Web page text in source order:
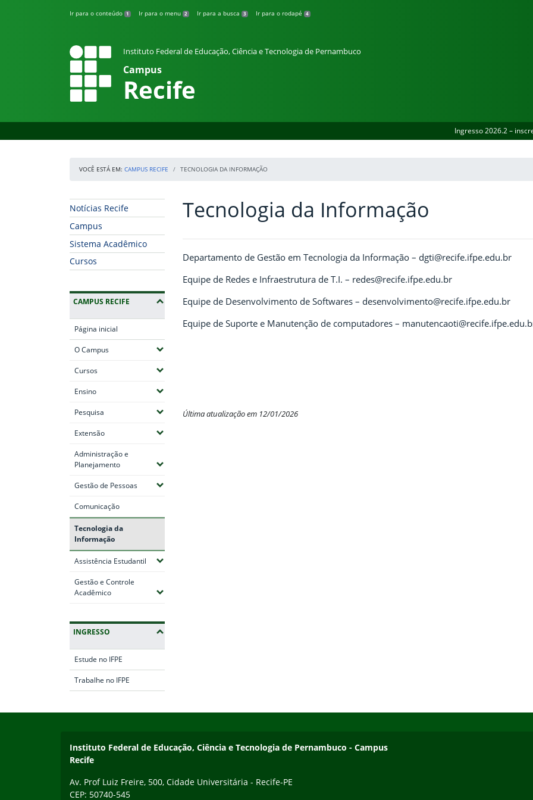
Ir para o conteúdo 1 Ir para o menu 2 Ir para a busca 3 Ir para o rodapé 4
Instituto Federal de Educação, Ciência e Tecnologia de Pernambuco
Campus
Recife
Ingresso 2026.2 –
VOCÊ ESTÁ EM: CAMPUS RECIFE TECNOLOGIA DA INFORMAÇÃO
Início da navegação
Notícias Recife
Campus
Sistema Acadêmico
Cursos
CAMPUS RECIFE
Página inicial
O Campus(Expandir submenus)
Cursos(Expandir submenus)
Ensino(Expandir submenus)
Pesquisa (Expandir submenus)
Extensão(Expandir submenus)
Administração e
Planejamento(Expandir submenus)
Gestão de Pessoas(Expandir submenus)
Comunicação
Tecnologia da
Informação
Assistência Estudantil (Expandir submenus)
Gestão e Controle
Acadêmico(Expandir submenus)
INGRESSO
Estude no IFPE
Trabalhe no IFPE
Início do conteúdo
Tecnologia da Informação
Departamento de Gestão em Tecnologia da Informação – dgti@recife.ifpe.edu.br
Equipe de Redes e Infraestrutura de T.I. – redes@recife.ifpe.edu.br
Equipe de Desenvolvimento de Softwares – desenvolvimento@recife.ifpe.edu.br
Equipe de Suporte e Manutenção de computadores –
Última atualização em 12/01/2026
Instituto Federal de Educação, Ciência e Tecnologia de Pernambuco - Campus
Recife
Av. Prof Luiz Freire, 500, Cidade Universitária - Recife-PE
CEP: 50740-545